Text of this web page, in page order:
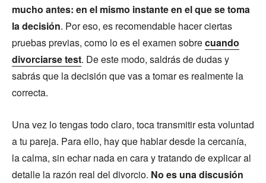
mucho antes: en el mismo instante en el que se toma
la decisión. Por eso, es recomendable hacer ciertas
pruebas previas, como lo es el examen sobrecuando
divorciarse test. De este modo, saldrás de dudas y
sabrás que la decisión que vas a tomar es realmente la
correcta.
Una vez lo tengas todo claro, toca transmitir esta voluntad
a tu pareja. Para ello, hay que hablar desde la cercanía,
la calma, sin echar nada en cara y tratando de explicar al
detalle la razón real del divorcio. No es una discusión